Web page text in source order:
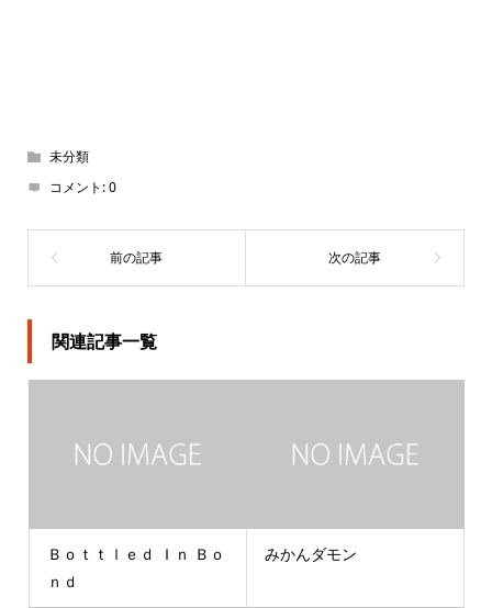
未分類
コメント:0
関連記事一覧
Ｂｏｔｔｌｅｄ Ｉｎ Ｂｏ
ｎｄ
みかんダモン